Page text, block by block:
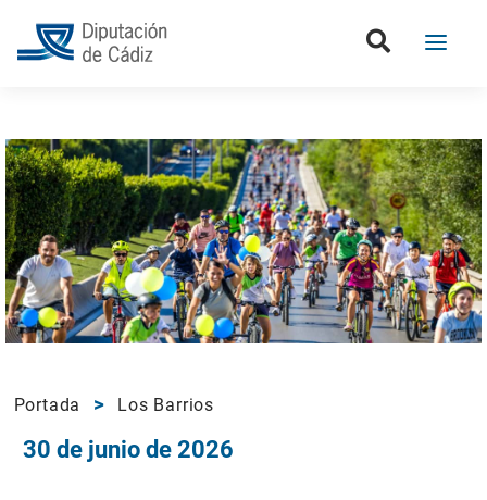
Portada Los Barrios
30 de junio de 2026